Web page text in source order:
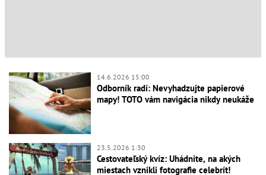
14.6.2026 15:00
Odborník radí: Nevyhadzujte papierové
mapy! TOTO vám navigácia nikdy neukáže
23.5.2026 1:30
Cestovateľský kvíz: Uhádnite, na akých
miestach vznikli fotografie celebrít!